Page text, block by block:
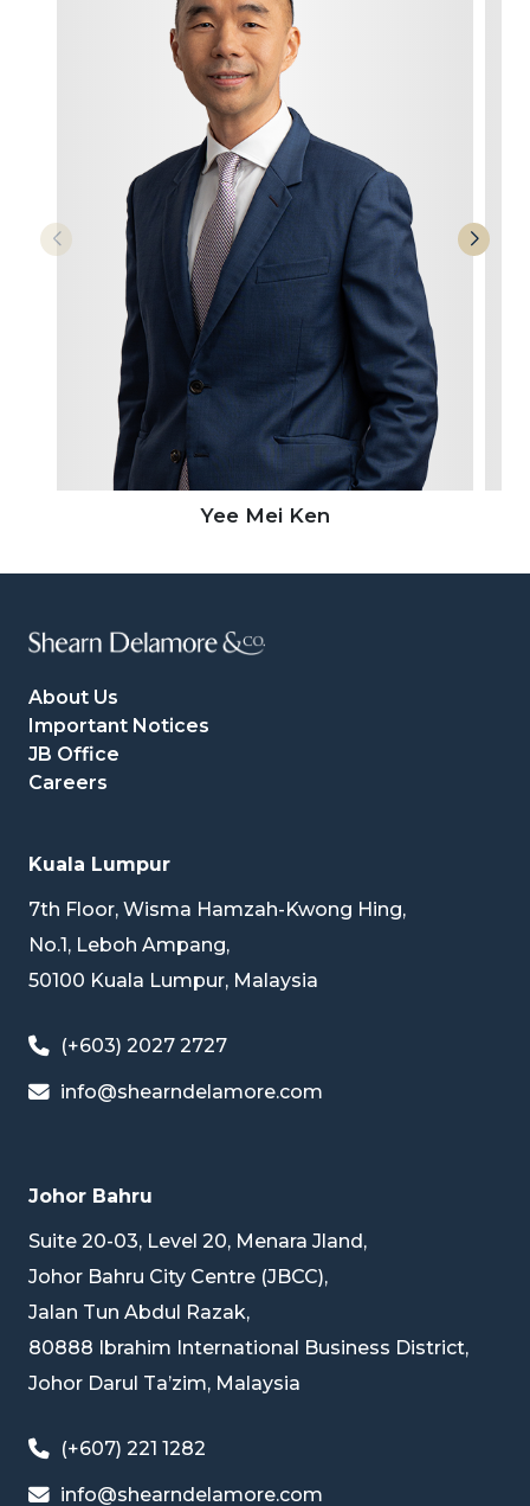
在复杂商业环境中为客户提供切实可行、兼顾法律与商业
考量的解决方案。
我们的中国服务组由精通中文、熟悉跨境法律事务的合伙
人及律师领导，能够高效沟通并深入理解中国企业的决策
模式与商业文化，为中国企业在马来西亚的投资与运营
（包括跨境交易、公司治理、合规监管）以及争议解决等
事宜，提供专业且全面的法律服务。
我们的服务特点
跨境法律服务无缝对接
我们长期植根于马来西亚法律体系。多年来伴随中国企业
在中国本地、海外及马来西亚的各类投资项目中深入合
务。
多语言与跨文化高效沟通
我们的团队深谙马来西亚及中国企业的文化与地缘政治环
境，且擅长以多语言高效沟通，确保法律建议精准、实
际，为客户在跨境业务中提供全面的支持。
作为东南亚（ASEAN）区域性法律联盟 Drew
Network Asia（DNA）的创始成员之一，我们与新加
坡、印度尼西亚、菲律宾、泰国、越南及老挝等司法管辖
区的成员律所，建立了长期且制度化的协作机制。DNA
成，覆盖九个东盟国家，汇聚超过800名执业律师，其
中包括230余名合伙人，为处理涉及多个东南亚法域的交
DNA 以“firm of firms”的运作模式开展协作，成员律所
争议解决事项进行协调分工，从而更高效地应对具时效性
及复杂性的多法域项目需求。
同时，本所亦是 World Law Group（WLG）、World
Services Group（WSG） 及 The Employment Law
际网络，我们能够在涉及更广泛司法管辖区的事务中，与
海外合作律所进行配合，以支持客户在亚洲及其他主要市
Yee Mei Ken
About Us
Important Notices
JB Office
Careers
Kuala Lumpur
7th Floor, Wisma Hamzah-Kwong Hing,
No.1, Leboh Ampang,
50100 Kuala Lumpur, Malaysia
(+603) 2027 2727
info@shearndelamore.com
Johor Bahru
Suite 20-03, Level 20, Menara Jland,
Johor Bahru City Centre (JBCC),
Jalan Tun Abdul Razak,
80888 Ibrahim International Business District,
Johor Darul Ta’zim, Malaysia
(+607) 221 1282
info@shearndelamore.com